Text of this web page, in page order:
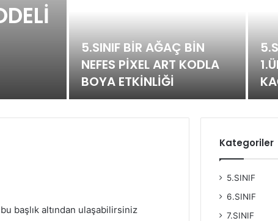
5.SINIF BİR AĞAÇ BİN
NEFES PİXEL ART KODLA
BOYA ETKİNLİĞİ
başlık altından ulaşabilirsiniz
Kategoriler
5.SINIF
6.SINIF
7.SINIF